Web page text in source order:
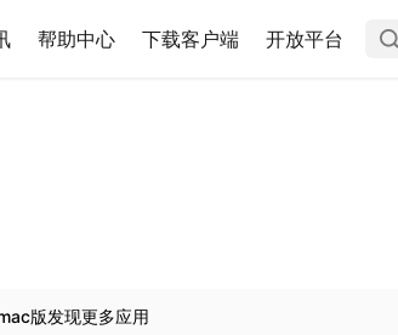
帮助中心 下载客户端 开放平台
版发现更多应用